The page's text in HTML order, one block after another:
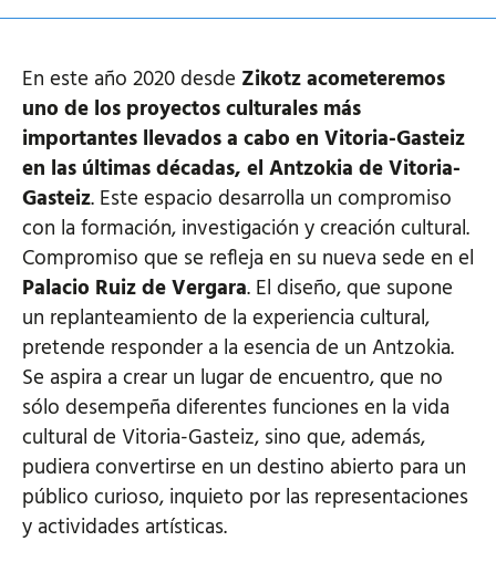
En este año 2020 desde Zikotz acometeremos
uno de los proyectos culturales más
importantes llevados a cabo en Vitoria-Gasteiz
en las últimas décadas, el Antzokia de Vitoria-
Gasteiz. Este espacio desarrolla un compromiso
con la formación, investigación y creación cultural.
Compromiso que se refleja en su nueva sede en el
Palacio Ruiz de Vergara. El diseño, que supone
un replanteamiento de la experiencia cultural,
pretende responder a la esencia de un Antzokia.
Se aspira a crear un lugar de encuentro, que no
sólo desempeña diferentes funciones en la vida
cultural de Vitoria-Gasteiz, sino que, además,
pudiera convertirse en un destino abierto para un
público curioso, inquieto por las representaciones
y actividades artísticas.